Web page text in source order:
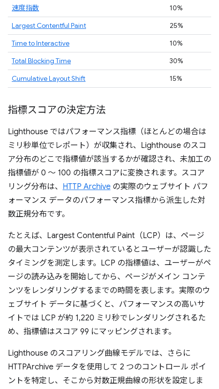
速度指数
10%
Largest Contentful Paint
25%
Time to Interactive
10%
Total Blocking Time
30%
Cumulative Layout Shift
15%
指標スコアの決定方法
Lighthouse ではパフォーマンス指標（ほとんどの場合は
ミリ秒単位でレポート）が収集され、Lighthouse のスコ
ア分布のどこで指標値が該当するかが確認され、未加工の
指標値が 0 ～ 100 の指標スコアに変換されます。スコア
リング分布は、 HTTP Archive の実際のウェブサイト パフ
ォーマンス データのパフォーマンス指標から派生した対
数正規分布です。
たとえば、Largest Contentful Paint（LCP）は、ページ
の最大コンテンツが表示されているとユーザーが認識した
タイミングを測定します。LCP の指標値は、ユーザーがペ
ージの読み込みを開始してから、ページがメイン コンテ
ンツをレンダリングするまでの時間を表します。実際のウ
ェブサイト データに基づくと、パフォーマンスの高いサ
イトでは LCP が約 1,220 ミリ秒でレンダリングされるた
め、指標値はスコア 99 にマッピングされます。
Lighthouse のスコアリング曲線モデルでは、さらに
HTTPArchive データを使用して 2 つのコントロール ポイ
ントを特定し、そこから対数正規曲線の形状を設定しま